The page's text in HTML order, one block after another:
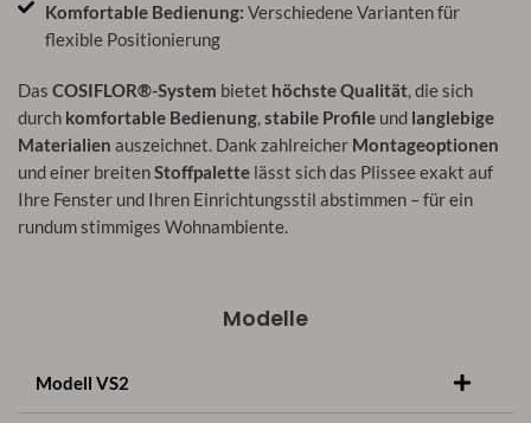
Komfortable Bedienung: Verschiedene Varianten für
flexible Positionierung
Das COSIFLOR®-System bietet höchste Qualität, die sich
durch komfortable Bedienung,stabile Profile und langlebige
Materialien auszeichnet. Dank zahlreicher Montageoptionen
und einer breitenStoffpalette lässt sich das Plissee exakt auf
Ihre Fenster und Ihren Einrichtungsstil abstimmen – für ein
rundum stimmiges Wohnambiente.
Modelle
Modell VS2